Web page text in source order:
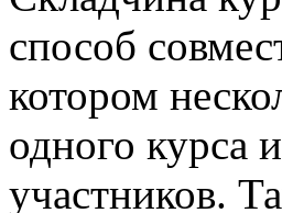
способ
котором
одного курса
участников.